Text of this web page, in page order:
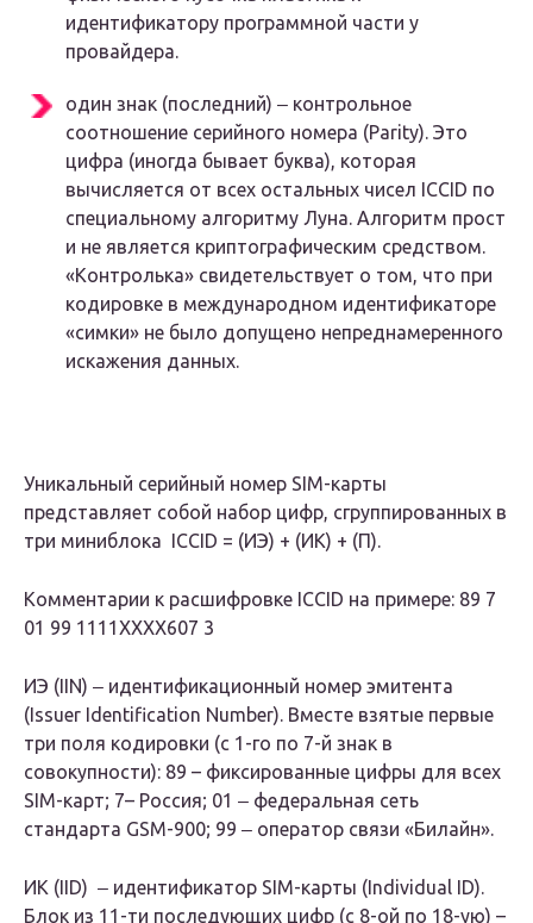
идентификатору программной части у
провайдера.
один знак (последний) ‒ контрольное
соотношение серийного номера (Рarity). Это
цифра (иногда бывает буква), которая
вычисляется от всех остальных чисел ICCID по
специальному алгоритму Луна. Алгоритм прост
и не является криптографическим средством.
«Контролька» свидетельствует о том, что при
кодировке в международном идентификаторе
«симки» не было допущено непреднамеренного
искажения данных.
Уникальный серийный номер SIM-карты
представляет собой набор цифр, сгруппированных в
три миниблока ICCID = (ИЭ) + (ИК) + (П).
Комментарии к расшифровке ICCID на примере: 89 7
01 99 1111XXXX607 3
ИЭ (IIN) ‒ идентификационный номер эмитента
(Issuer Identification Number). Вместе взятые первые
три поля кодировки (с 1-го по 7-й знак в
совокупности): 89 – фиксированные цифры для всех
SIM-карт; 7– Россия; 01 ‒ федеральная сеть
стандарта GSM-900; 99 ‒ оператор связи «Билайн».
ИК (IID) ‒ идентификатор SIM-карты (Individual ID).
Блок из 11-ти последующих цифр (с 8-ой по 18-ую) –